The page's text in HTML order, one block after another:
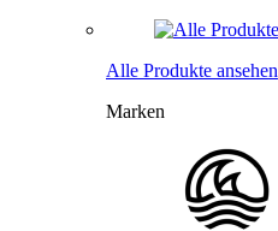
Alle Produkte ansehen
Marken